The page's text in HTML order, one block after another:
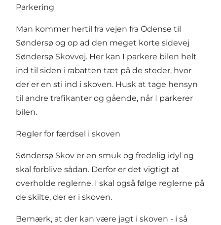
Parkering
Man kommer hertil fra vejen fra Odense til
Søndersø og op ad den meget korte sidevej
Søndersø Skovvej. Her kan I parkere bilen helt
ind til siden i rabatten tæt på de steder, hvor
der er en sti ind i skoven. Husk at tage hensyn
til andre trafikanter og gående, når I parkerer
bilen.
Regler for færdsel i skoven
Søndersø Skov er en smuk og fredelig idyl og
skal forblive sådan. Derfor er det vigtigt at
overholde reglerne. I skal også følge reglerne på
de skilte, der er i skoven.
Bemærk, at der kan være jagt i skoven - i så